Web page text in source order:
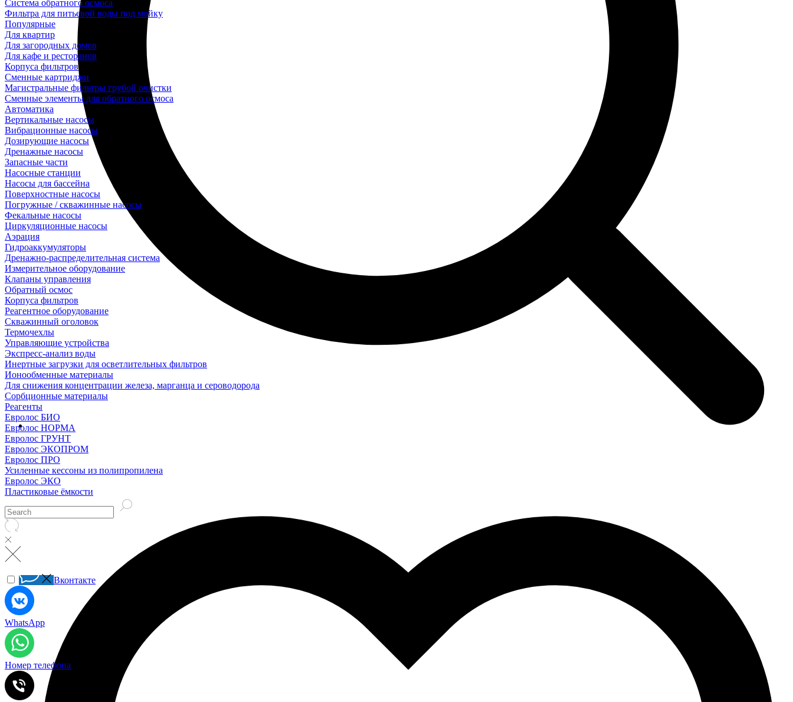
Система обратного осмоса
Фильтра для питьевой воды под мойку
Популярные
Для квартир
Для загородных домов
Для кафе и ресторанов
Корпуса фильтров
Сменные картриджи
Магистральные фильтры грубой очистки
Сменные элементы для обратного осмоса
Автоматика
Вертикальные насосы
Вибрационные насосы
Дозирующие насосы
Дренажные насосы
Запасные части
Насосные станции
Насосы для бассейна
Поверхностные насосы
Погружные / скважинные насосы
Фекальные насосы
Циркуляционные насосы
Аэрация
Гидроаккумуляторы
Дренажно-распределительная система
Измерительное оборудование
Клапаны управления
Обратный осмос
Корпуса фильтров
Реагентное оборудование
Скважинный оголовок
Термочехлы
Управляющие устройства
Экспресс-анализ воды
Инертные загрузки для осветлительных фильтров
Ионообменные материалы
Для снижения концентрации железа, марганца и сероводорода
Сорбционные материалы
Реагенты
Евролос БИО
Евролос НОРМА
Евролос ГРУНТ
Евролос ЭКОПРОМ
Евролос ПРО
Усиленные кессоны из полипропилена
Евролос ЭКО
Пластиковые ёмкости
Вконтакте
WhatsApp
Номер телефона